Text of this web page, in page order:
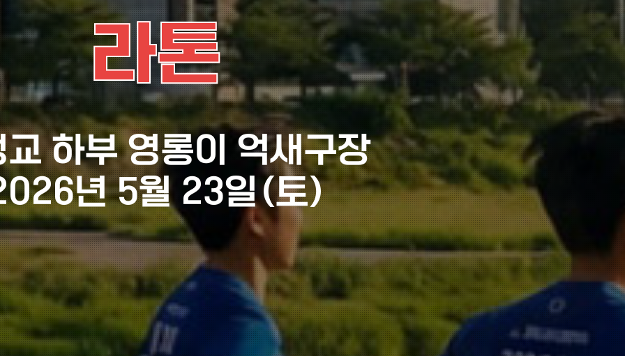
라톤
하부 영롱이 억새구장
년 5월 23일(토)